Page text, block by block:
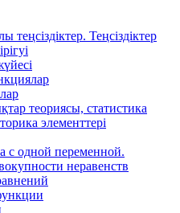
теңсіздіктер. Теңсіздіктер
теориясы, статистика
элементтері
с одной переменной.
неравенств